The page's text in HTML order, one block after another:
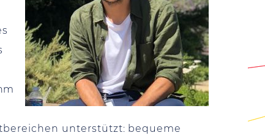
unterstützt: bequeme